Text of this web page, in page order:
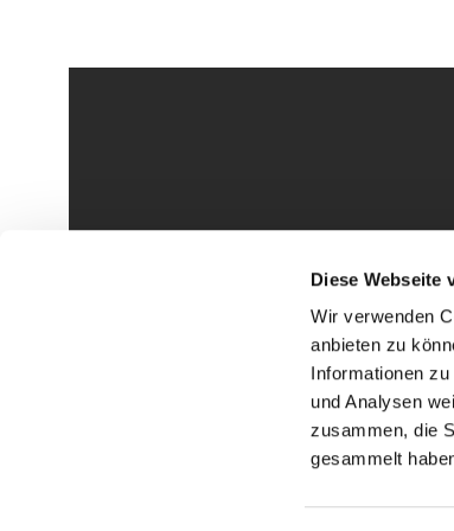
Diese Webseite
Wir verwenden
anbieten zu
Informationen
und Analysen
zusammen, die
gesammelt